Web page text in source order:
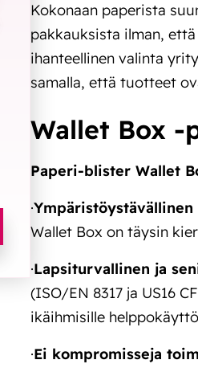
Kokonaan paperista
pakkauksista ilman,
ihanteellinen valinta
samalla, että tuotteet
Wallet Box -
Paperi-blister Wallet
·
Wallet Box on täysin
·Lapsiturvallinen ja
(ISO/EN 8317 ja US16
ikäihmisille
·Ei kompromisseja